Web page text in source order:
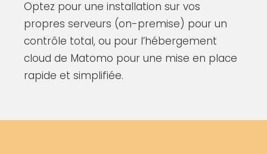
Optez pour une installation sur vos
propres serveurs (on-premise) pour un
contrôle total, ou pour l’hébergement
cloud de Matomo pour une mise en place
rapide et simplifiée.